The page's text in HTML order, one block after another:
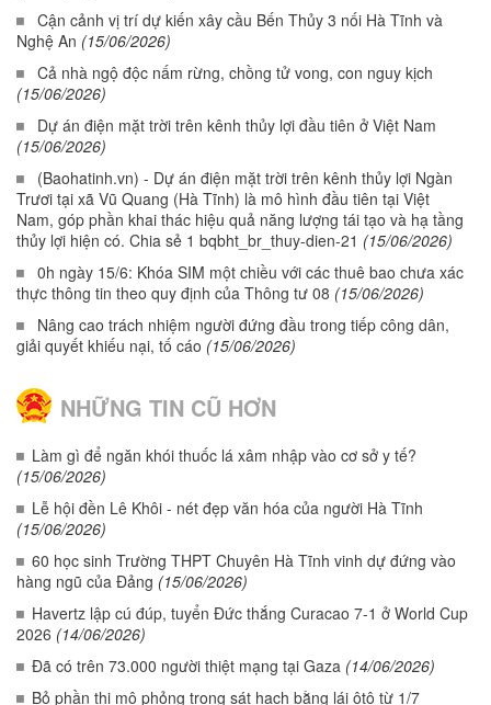
Cận cảnh vị trí dự kiến xây cầu Bến Thủy 3 nối Hà Tĩnh và
Nghệ An (15/06/2026)
Cả nhà ngộ độc nấm rừng, chồng tử vong, con nguy kịch
(15/06/2026)
Dự án điện mặt trời trên kênh thủy lợi đầu tiên ở Việt Nam
(15/06/2026)
(Baohatinh.vn) - Dự án điện mặt trời trên kênh thủy lợi Ngàn
Trươi tại xã Vũ Quang (Hà Tĩnh) là mô hình đầu tiên tại Việt
Nam, góp phần khai thác hiệu quả năng lượng tái tạo và hạ tầng
thủy lợi hiện có. Chia sẻ 1 bqbht_br_thuy-dien-21 (15/06/2026)
0h ngày 15/6: Khóa SIM một chiều với các thuê bao chưa xác
thực thông tin theo quy định của Thông tư 08 (15/06/2026)
Nâng cao trách nhiệm người đứng đầu trong tiếp công dân,
giải quyết khiếu nại, tố cáo (15/06/2026)
NHỮNG TIN CŨ HƠN
Làm gì để ngăn khói thuốc lá xâm nhập vào cơ sở y tế?
(15/06/2026)
Lễ hội đền Lê Khôi - nét đẹp văn hóa của người Hà Tĩnh
(15/06/2026)
60 học sinh Trường THPT Chuyên Hà Tĩnh vinh dự đứng vào
hàng ngũ của Đảng (15/06/2026)
Havertz lập cú đúp, tuyển Đức thắng Curacao 7-1 ở World Cup
2026 (14/06/2026)
Đã có trên 73.000 người thiệt mạng tại Gaza (14/06/2026)
Bỏ phần thi mô phỏng trong sát hạch bằng lái ôtô từ 1/7